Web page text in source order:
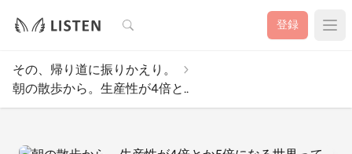
検索 登録
その、帰り道に振りかえり。
朝の散歩から。生産性が4倍と..